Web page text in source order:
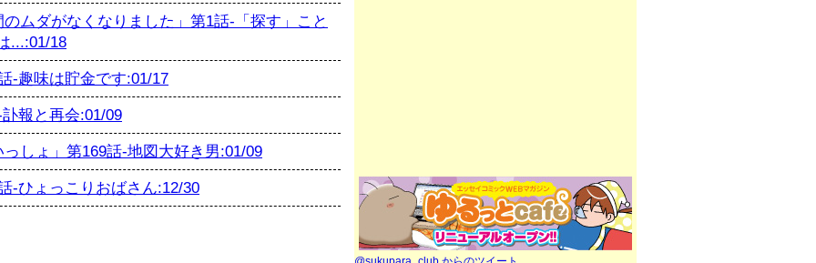
ムダがなくなりました」第1話-「探す」こと
...:01/18
-趣味は貯金です:01/17
報と再会:01/09
しょ」第169話-地図大好き男:01/09
-ひょっこりおばさん:12/30